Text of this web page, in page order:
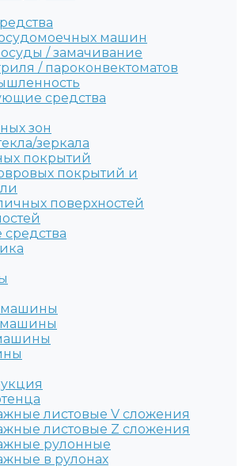
машин
/ замачивание
/ пароконвектоматов
средства
зон
зеркала
покрытий
покрытий и
поверхностей
машины
машины
листовые V сложения
листовые Z сложения
рулонные
в рулонах